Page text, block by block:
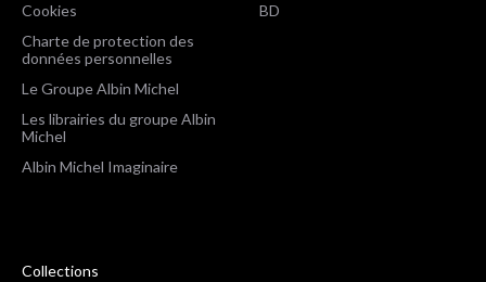
Cookies
Charte de protection des
données personnelles
Le Groupe Albin Michel
Les librairies du groupe Albin
Michel
Albin Michel Imaginaire
BD
Collections